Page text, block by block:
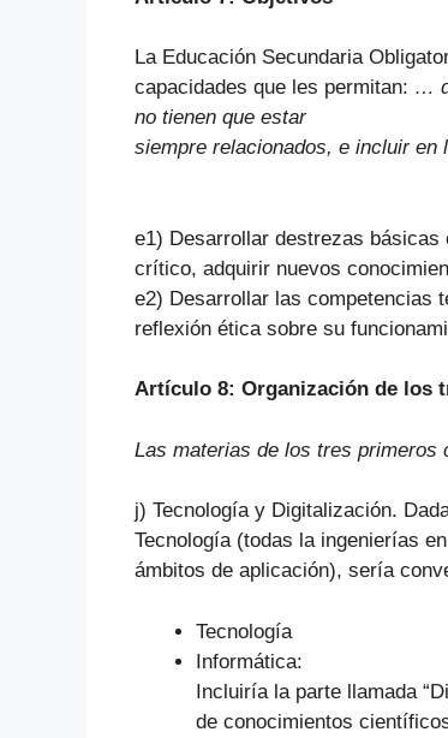
La Educación Secundaria
capacidades que les permitan: …
no tienen que estar
siempre relacionados, e incluir
e1) Desarrollar destrezas
crítico, adquirir nuevos
e2) Desarrollar las competencias
reflexión ética sobre su
Artículo 8: Organización de los
Las materias de los tres primeros
j) Tecnología y Digitalización.
Tecnología (todas la ingenierías
ámbitos de aplicación), sería
Tecnología
Informática:
Incluiría la parte llamada
de conocimientos